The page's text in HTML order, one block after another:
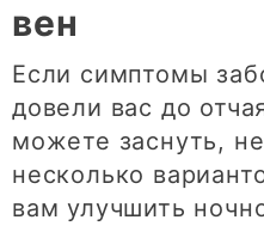
вен
Если симптомы
довели вас до
можете заснуть,
несколько
вам улучшить